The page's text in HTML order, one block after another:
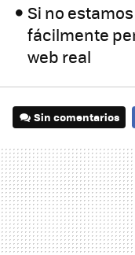
Si no
fácilmente
web real
Sin comentarios